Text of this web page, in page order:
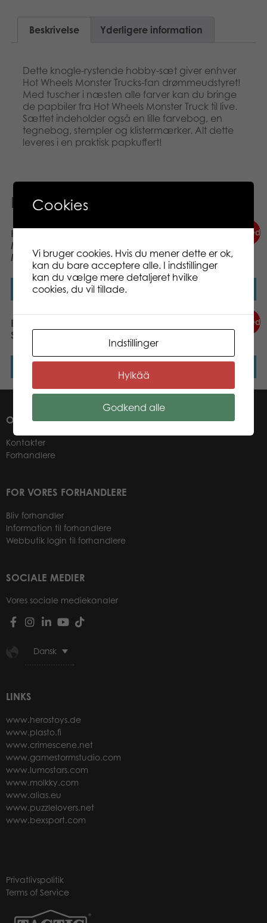
Beskrivelse Yderligere information
Dette knogle-rystende hobby-sæt giver enhver
Hot Wheels Monster Trucks-fan drømmeudstyret!
Med tuscher i næsten alle farver kan du bringe
de papbiler fra Hot Wheels Monster Truck til live.
Sættet indeholder også en lille farvebog, en
tegnebog, stempler og klistermærker. Alt dette
leveres i en praktisk papkuffert!
Relaterede varer
Hot Wheels Creative
Maker Kitz Custom
Monster Truck Kit
Læs mere
Nyhed
Barbie Bumper Activity
Set
Nyhed
OM OS
Kontakter
Forhandlere
FOR VORES FORHANDLERE
Bliv forhandler
Information til forhandlere
Webbutik login til forhandlere
SOCIALE MEDIER
Vores sociale mediekanaler
Dansk
LINKS
www.herostoys.de
www.plasto.fi
www.crimescene.net
www.gamestormstudio.com
www.lumostars.com
www.molkky.com
www.alias.eu
www.puzzlelovers.net
www.bexsport.com
Privatlivspolitik
Terms of Service
Cookies
Vi bruger cookies. Hvis du mener dette er ok,
kan du bare acceptere alle. I indstillinger
kan du vælge mere detaljeret hvilke
cookies, du vil tillade.
Indstillinger
Hylkää
Godkend alle